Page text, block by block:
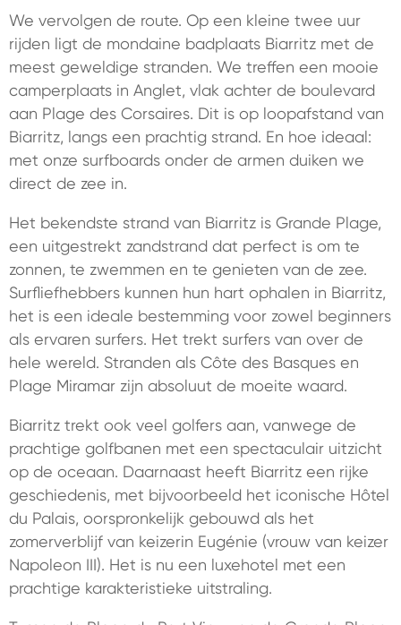
We vervolgen de route. Op een kleine twee uur
rijden ligt de mondaine badplaats Biarritz met de
meest geweldige stranden. We treffen een mooie
camperplaats in Anglet, vlak achter de boulevard
aan Plage des Corsaires. Dit is op loopafstand van
Biarritz, langs een prachtig strand. En hoe ideaal:
met onze surfboards onder de armen duiken we
direct de zee in.
Het bekendste strand van Biarritz is Grande Plage,
een uitgestrekt zandstrand dat perfect is om te
zonnen, te zwemmen en te genieten van de zee.
Surfliefhebbers kunnen hun hart ophalen in Biarritz,
het is een ideale bestemming voor zowel beginners
als ervaren surfers. Het trekt surfers van over de
hele wereld. Stranden als Côte des Basques en
Plage Miramar zijn absoluut de moeite waard.
Biarritz trekt ook veel golfers aan, vanwege de
prachtige golfbanen met een spectaculair uitzicht
op de oceaan. Daarnaast heeft Biarritz een rijke
geschiedenis, met bijvoorbeeld het iconische Hôtel
du Palais, oorspronkelijk gebouwd als het
zomerverblijf van keizerin Eugénie (vrouw van keizer
Napoleon III). Het is nu een luxehotel met een
prachtige karakteristieke uitstraling.